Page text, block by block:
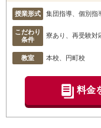
授業形式 集団指導、個別指
こだわり
条件
寮あり、再受験対
教室 本校 、円町校
料金